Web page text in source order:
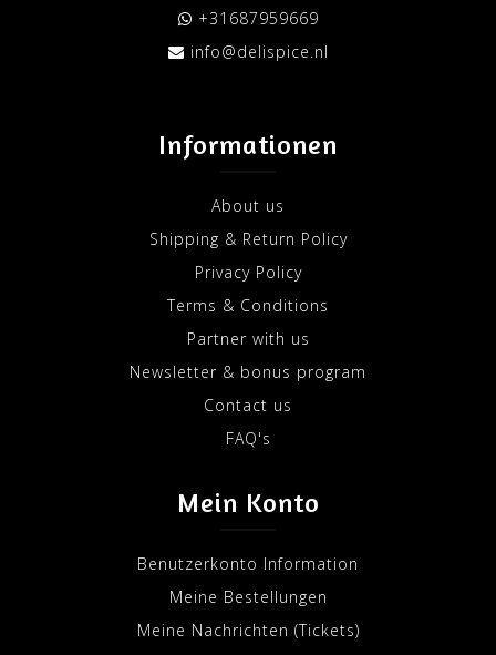
+31687959669
info@delispice.nl
Informationen
About us
Shipping & Return Policy
Privacy Policy
Terms & Conditions
Partner with us
Newsletter & bonus program
Contact us
FAQ's
Mein Konto
Benutzerkonto Information
Meine Bestellungen
Meine Nachrichten (Tickets)